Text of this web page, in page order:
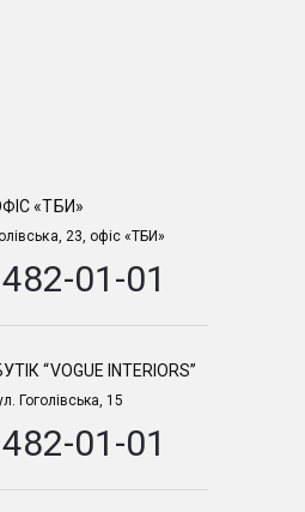
«ТБИ»
23, офіс «ТБИ»
01-01
“VOGUE INTERIORS”
Гоголівська, 15
01-01